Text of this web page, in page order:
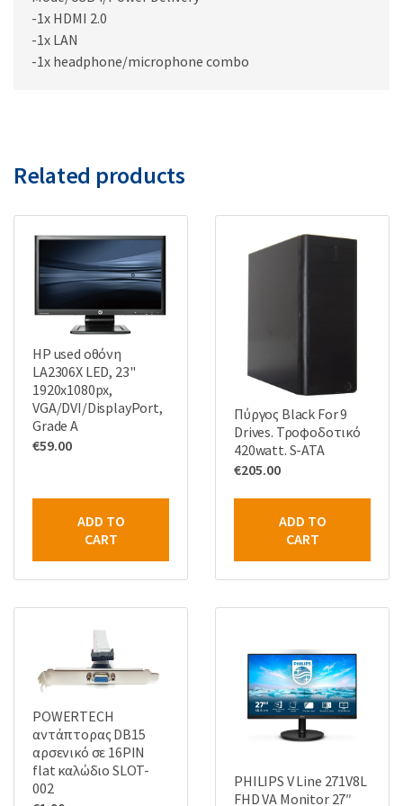
-1x HDMI 2.0
-1x LAN
-1x headphone/microphone combo
Related products
HP used οθόνη
LA2306X LED, 23"
1920x1080px,
VGA/DVI/DisplayPort,
Grade A
€59.00
ADD TO
CART
Πύργος Black For 9
Drives. Τροφοδοτικό
420watt. S-ATA
€205.00
ADD TO
CART
POWERTECH
αντάπτορας DB15
αρσενικό σε 16PIN
flat καλώδιο SLOT-
002
PHILIPS V Line 271V8L
FHD VA Monitor 27″